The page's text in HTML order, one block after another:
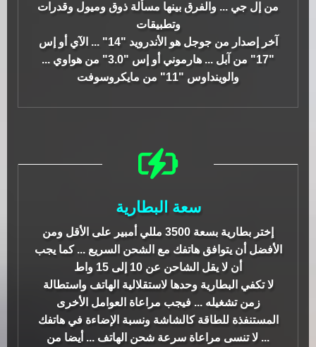
من إل جي ... والفرق بينها مسألة ذوق وميول وقدرات
وتطبيقات
آخر إصدار من جوجل هو الأندرويد "14" ... الآي أو إس
"17" من آبل ... هارموني أو إس "3.0" من هواوي ...
والوينداوس "11" من مايكروسوفت
سعة البطارية
إختر بطارية بسعة 3500 مللي أمبير على الأقل ومن
الأفضل أن يتوافق هاتفك مع الشحن السريع ... كما يجب
أن لا يقل الشاحن عن 10 إلى 15 واط
لا تكفي البطارية وحدها لاستقلالية الهاتف واستطالة
زمن تشغيله ... فيجب مراعاة العوامل الأخرى
المستنفذة للطاقة كالشاشة ونسبة الإضاءة في هاتفك
... لا تنسى مراعاة سرعة شحن الهاتف ... أيضا من